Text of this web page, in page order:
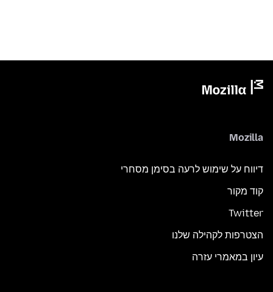
Mozilla
דיווח על שימוש לרעה בסימן מסחרי
קוד מקור
Twitter
הצטרפות לקהילה שלנו
עיון במאמרי עזרה